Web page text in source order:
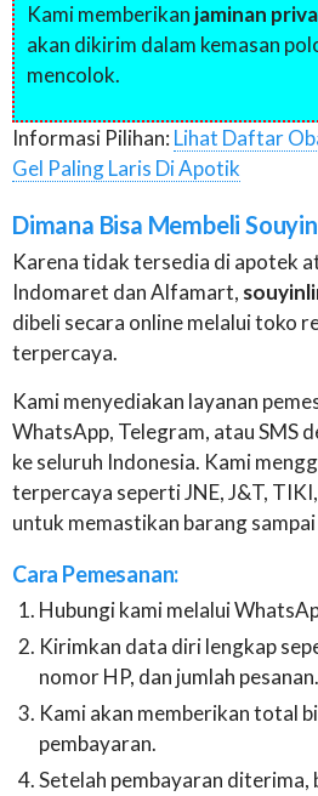
Kami memberikan jaminan
akan dikirim dalam kemasan
mencolok.
Informasi Pilihan: Lihat Daftar
Gel Paling Laris Di Apotik
Dimana Bisa Membeli
Karena tidak tersedia di apotek
Indomaret dan Alfamart,
dibeli secara online melalui toko
terpercaya.
Kami menyediakan layanan
WhatsApp, Telegram, atau SMS
ke seluruh Indonesia. Kami
terpercaya seperti JNE, J&T,
untuk memastikan barang
Cara Pemesanan:
Hubungi kami melalui
Kirimkan data diri lengkap
nomor HP, dan jumlah pesanan.
Kami akan memberikan total
pembayaran.
Setelah pembayaran diterima,